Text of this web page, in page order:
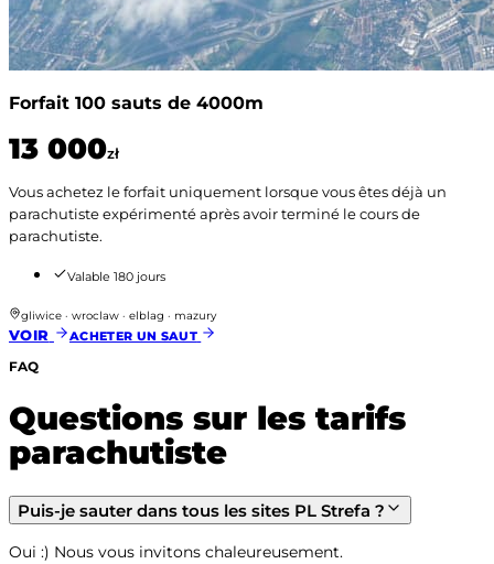
Forfait 100 sauts de 4000m
13 000zł
Vous achetez le forfait uniquement lorsque vous êtes déjà un
parachutiste expérimenté après avoir terminé le cours de
parachutiste.
Valable 180 jours
gliwice · wroclaw · elblag · mazury
VOIR ACHETER UN SAUT
FAQ
Questions sur les tarifs
parachutiste
Puis-je sauter dans tous les sites PL Strefa ?
Oui :) Nous vous invitons chaleureusement.